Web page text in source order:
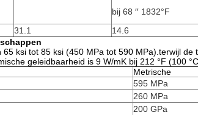
bij 68 ′′ 1832°F
31.1 14.6
ksi tot 85 ksi (450 MPa tot 590 MPa).terwijl
geleidbaarheid is 9 W/mK bij 212 °F (100
Metrische
595 MPa
260 MPa
200 GPa